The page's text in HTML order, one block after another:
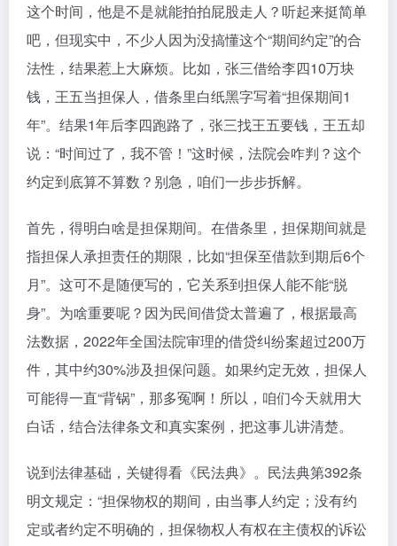
这个时间，他是不是就能拍拍屁股走人？听起来挺简单
吧，但现实中，不少人因为没搞懂这个“期间约定”的合
法性，结果惹上大麻烦。比如，张三借给李四10万块
钱，王五当担保人，借条里白纸黑字写着“担保期间1
年”。结果1年后李四跑路了，张三找王五要钱，王五却
说：“时间过了，我不管！”这时候，法院会咋判？这个
约定到底算不算数？别急，咱们一步步拆解。
首先，得明白啥是担保期间。在借条里，担保期间就是
指担保人承担责任的期限，比如“担保至借款到期后6个
月”。这可不是随便写的，它关系到担保人能不能“脱
身”。为啥重要呢？因为民间借贷太普遍了，根据最高
法数据，2022年全国法院审理的借贷纠纷案超过200万
件，其中约30%涉及担保问题。如果约定无效，担保人
可能得一直“背锅”，那多冤啊！所以，咱们今天就用大
白话，结合法律条文和真实案例，把这事儿讲清楚。
说到法律基础，关键得看《民法典》。民法典第392条
明文规定：“担保物权的期间，由当事人约定；没有约
定或者约定不明确的，担保物权人有权在主债权的诉讼